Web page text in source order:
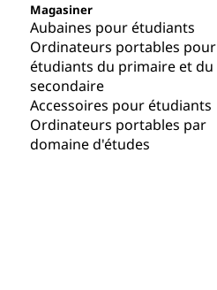
Magasiner
Aubaines pour étudiants
Ordinateurs portables pour
étudiants du primaire et du
secondaire
Accessoires pour étudiants
Ordinateurs portables par
domaine d'études